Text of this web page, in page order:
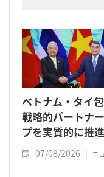
ベトナム・タイ
戦略的パートナ
プを実質的に推進
07/08/2026 ニ